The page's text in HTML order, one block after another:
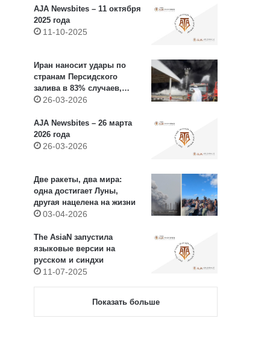
AJA Newsbites – 11 октября
2025 года
11-10-2025
Иран наносит удары по
странам Персидского
залива в 83% случаев,
оставляя Израилю 17%
26-03-2026
AJA Newsbites – 26 марта
2026 года
26-03-2026
Две ракеты, два мира:
одна достигает Луны,
другая нацелена на жизни
03-04-2026
The AsiaN запустила
языковые версии на
русском и синдхи
11-07-2025
Показать больше